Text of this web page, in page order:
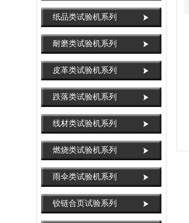
纸品类试验机系列
耐磨类试验机系列
皮革类试验机系列
跌落类试验机系列
线材类试验机系列
燃烧类试验机系列
雨伞类试验机系列
铰链合页试验系列